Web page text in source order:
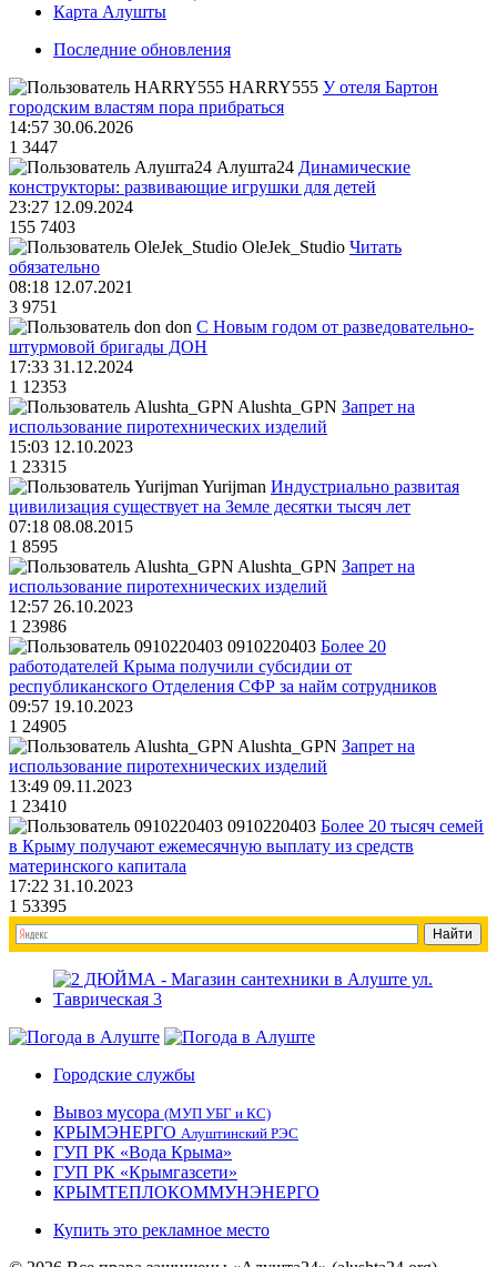
Карта Алушты
Последние обновления
HARRY555 У отеля Бартон
городским властям пора прибраться
14:57 30.06.2026
1 3447
Алушта24 Динамические
конструкторы: развивающие игрушки для детей
23:27 12.09.2024
155 7403
OleJek_Studio Читать
обязательно
08:18 12.07.2021
3 9751
don С Новым годом от разведовательно-
штурмовой бригады ДОН
17:33 31.12.2024
1 12353
Alushta_GPN Запрет на
использование пиротехнических изделий
15:03 12.10.2023
1 23315
Yurijman Индустриально развитая
цивилизация существует на Земле десятки тысяч лет
07:18 08.08.2015
1 8595
Alushta_GPN Запрет на
использование пиротехнических изделий
12:57 26.10.2023
1 23986
0910220403 Более 20
работодателей Крыма получили субсидии от
республиканского Отделения СФР за найм сотрудников
09:57 19.10.2023
1 24905
Alushta_GPN Запрет на
использование пиротехнических изделий
13:49 09.11.2023
1 23410
0910220403 Более 20 тысяч семей
в Крыму получают ежемесячную выплату из средств
материнского капитала
17:22 31.10.2023
1 53395
Городские службы
Вывоз мусора (МУП УБГ и КС)
КРЫМЭНЕРГО Алуштинский РЭС
ГУП РК «Вода Крыма»
ГУП РК «Крымгазсети»
КРЫМТЕПЛОКОММУНЭНЕРГО
Купить это рекламное место